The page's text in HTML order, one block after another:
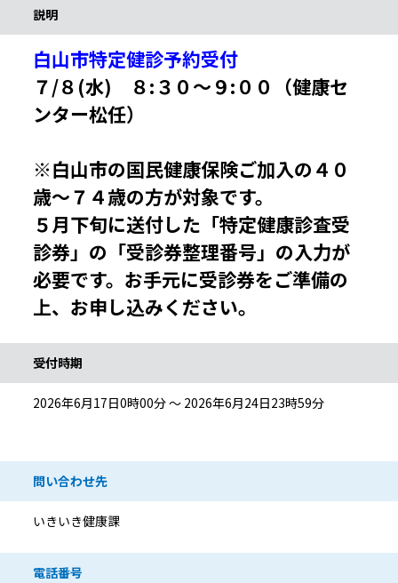
説明
白山市特定健診予約受付
７/８(水) ８:３０～９:００（健康セ
ンター松任）
※白山市の国民健康保険ご加入の４０
歳～７４歳の方が対象です。
５月下旬に送付した「特定健康診査受
診券」の「受診券整理番号」の入力が
必要です。お手元に受診券をご準備の
上、お申し込みください。
受付時期
2026年6月17日0時00分 ～ 2026年6月24日23時59分
問い合わせ先
いきいき健康課
電話番号